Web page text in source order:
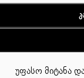
უფასო მიტანა